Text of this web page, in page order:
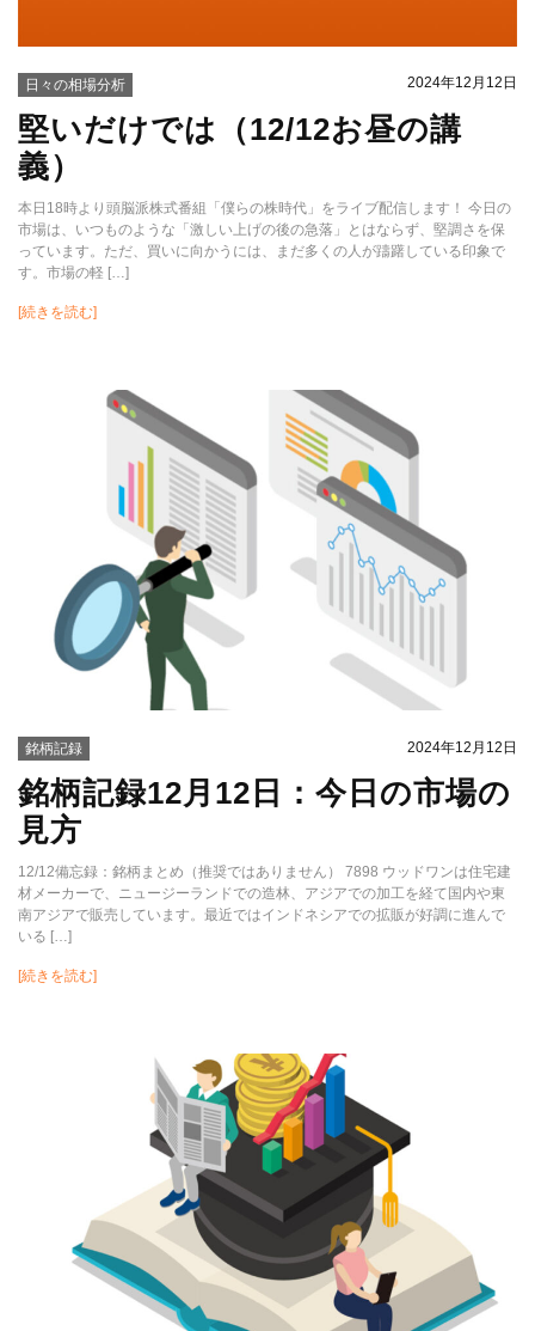
日々の相場分析 2024年12月12日
堅いだけでは（12/12お昼の講
義）
本日18時より頭脳派株式番組「僕らの株時代」をライブ配信します！ 今日の
市場は、いつものような「激しい上げの後の急落」とはならず、堅調さを保
っています。ただ、買いに向かうには、まだ多くの人が躊躇している印象で
す。市場の軽 […]
[続きを読む]
銘柄記録 2024年12月12日
銘柄記録12月12日：今日の市場の
見方
12/12備忘録：銘柄まとめ（推奨ではありません） 7898 ウッドワンは住宅建
材メーカーで、ニュージーランドでの造林、アジアでの加工を経て国内や東
南アジアで販売しています。最近ではインドネシアでの拡販が好調に進んで
いる […]
[続きを読む]